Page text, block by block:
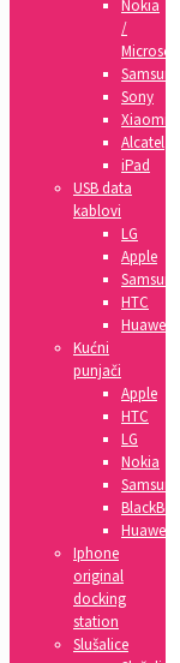
Nokia
/
Microsoft
Samsung
Sony
Xiaomi
Alcatel
iPad
USB data
kablovi
LG
Apple
Samsung
HTC
Huawei
Kućni
punjači
Apple
HTC
LG
Nokia
Samsung
BlackBerry
Huawei
Iphone
original
docking
station
Slušalice